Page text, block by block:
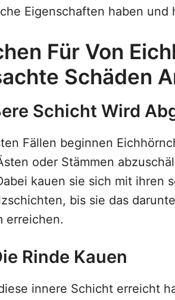
Eigenschaften haben
Für Von
Schäden
Schicht Wird
Fällen beginnen
oder Stämmen
kauen sie sich mit ihren
bis sie das
erreichen.
Rinde Kauen
innere Schicht erreicht